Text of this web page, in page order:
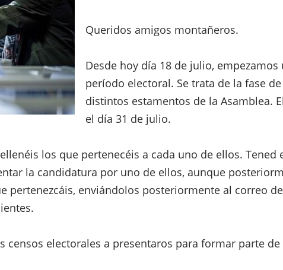
Queridos amigos montañeros.
Desde hoy día 18 de julio,
período electoral. Se trata de la fase
distintos estamentos de la Asamblea.
el día 31 de julio.
los que pertenecéis a cada uno de ellos. Tened
la candidatura por uno de ellos, aunque
pertenezcáis, enviándolos posteriormente al correo
censos electorales a presentaros para formar parte